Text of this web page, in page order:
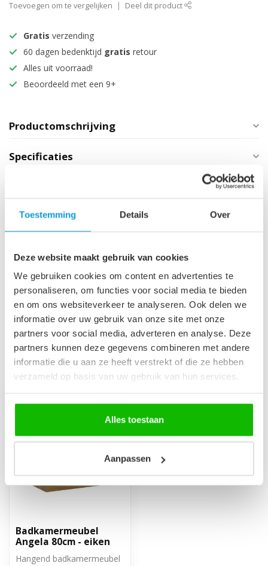
Toestemming Details Over
Deze website maakt gebruik van cookies
We gebruiken cookies om content en advertenties te
personaliseren, om functies voor social media te bieden
en om ons websiteverkeer te analyseren. Ook delen we
informatie over uw gebruik van onze site met onze
partners voor social media, adverteren en analyse. Deze
partners kunnen deze gegevens combineren met andere
informatie die u aan ze heeft verstrekt of die ze hebben
verzameld op basis van uw gebruik van hun services.
Alles toestaan
Aanpassen
Toevoegen om te vergelijken Deel dit product
Gratis verzending
60 dagen bedenktijd gratis retour
Alles uit voorraad!
Beoordeeld met een 9+
Productomschrijving
Specificaties
cm
Badkamerkast Angela 40 x
30 x 150 cm - eiken
Op voorraad
€269,00
Recent bekeken
Badkamermeubel
Angela 80cm - eiken
Hangend badkamermeubel